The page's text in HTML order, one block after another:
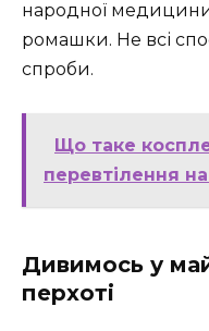
народної
ромашки. Не всі
спроби.
Що таке
перевтілення
Дивимось у
перхоті